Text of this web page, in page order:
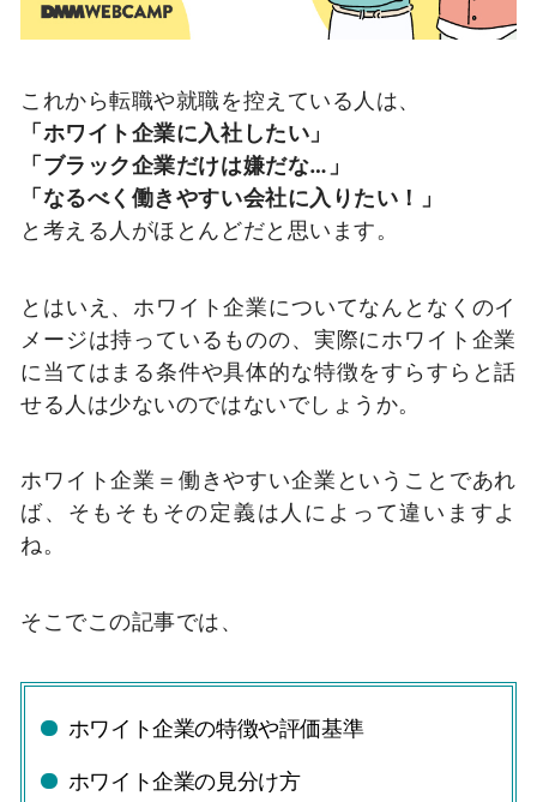
これから転職や就職を控えている人は、
「ホワイト企業に入社したい」
「ブラック企業だけは嫌だな…」
「なるべく働きやすい会社に入りたい！」
と考える人がほとんどだと思います。
とはいえ、ホワイト企業についてなんとなくのイ
メージは持っているものの、実際にホワイト企業
に当てはまる条件や具体的な特徴をすらすらと話
せる人は少ないのではないでしょうか。
ホワイト企業＝働きやすい企業ということであれ
ば、そもそもその定義は人によって違いますよ
ね。
そこでこの記事では、
ホワイト企業の特徴や評価基準
ホワイト企業の見分け方